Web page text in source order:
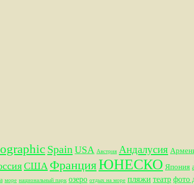
SpainUSA Австрия Андалусия
США ФранцияЮНЕСКО Япония
море национальный парк озеро отдых на море пляжи театр фото